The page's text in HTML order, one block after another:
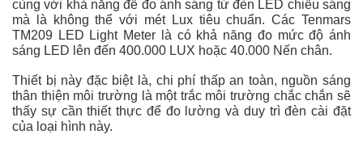
cùng với khả năng để đo ánh sáng từ đèn LED chiếu sáng
mà là không thể với mét Lux tiêu chuẩn. Các Tenmars
TM209 LED Light Meter là có khả năng đo mức độ ánh
sáng LED lên đến 400.000 LUX hoặc 40.000 Nến chân.
Thiết bị này đặc biệt là, chi phí thấp an toàn, nguồn sáng
thân thiện môi trường là một trắc môi trường chắc chắn sẽ
thấy sự cần thiết thực để đo lường và duy trì đèn cài đặt
của loại hình này.